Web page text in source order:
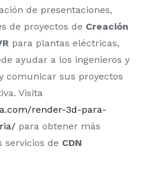
de presentaciones,
de proyectos de Creación
para plantas eléctricas,
ayudar a los ingenieros y
comunicar sus proyectos
Visita
render-3d-para-
para obtener más
servicios de CDN